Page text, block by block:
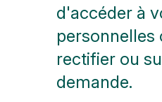
d'accéder à
personnelles
rectifier ou
demande.